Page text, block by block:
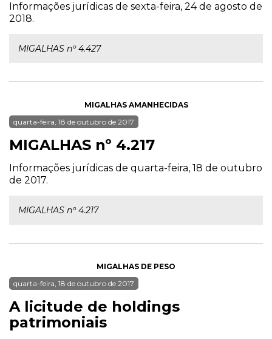
Informações jurídicas de sexta-feira, 24 de agosto de
2018.
MIGALHAS nº 4.427
MIGALHAS AMANHECIDAS
quarta-feira, 18 de outubro de 2017
MIGALHAS nº 4.217
Informações jurídicas de quarta-feira, 18 de outubro
de 2017.
MIGALHAS nº 4.217
MIGALHAS DE PESO
quarta-feira, 18 de outubro de 2017
A licitude de holdings
patrimoniais